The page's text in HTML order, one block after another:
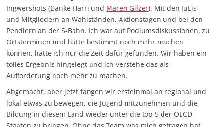
Ingwershots (Danke Harri und Maren Gilzer). Mit den JuLis
und Mitgliedern an Wahlständen, Aktionstagen und bei den
Pendlern an der S-Bahn. Ich war auf Podiumsdiskussionen, zu
Ortsterminen und hätte bestimmt noch mehr machen
können, hätte ich nur die Zeit dafür gefunden. Wir haben ein
tolles Ergebnis hingelegt und ich verstehe das als
Aufforderung noch mehr zu machen.
Abgemacht, aber jetzt fangen wir ersteinmal an regional und
lokal etwas zu bewegen, die Jugend mitzunehmen und die
Bildung in diesem Land wieder unter die top 5 der OECD